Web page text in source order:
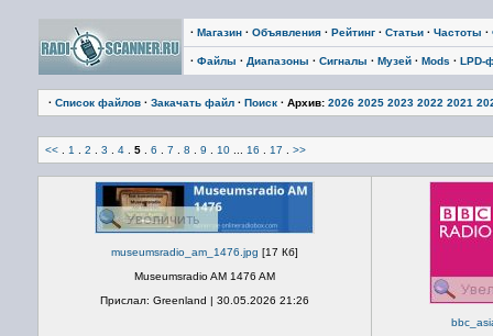
· Магазин · Объявления · Рейтинг · Статьи · Частоты ·
· Файлы · Диапазоны · Сигналы · Музей · Mods · LPD-
· Список файлов · Закачать файл · Поиск · Архив: 2026 2025 2023 2022 2021
<< 1 2 3 4 5 6 7 8 9 10 16 17 >>
museumsradio_am_1476.jpg [17 Кб]
Museumsradio AM 1476 AM
Прислал: Greenland | 30.05.2026 21:26